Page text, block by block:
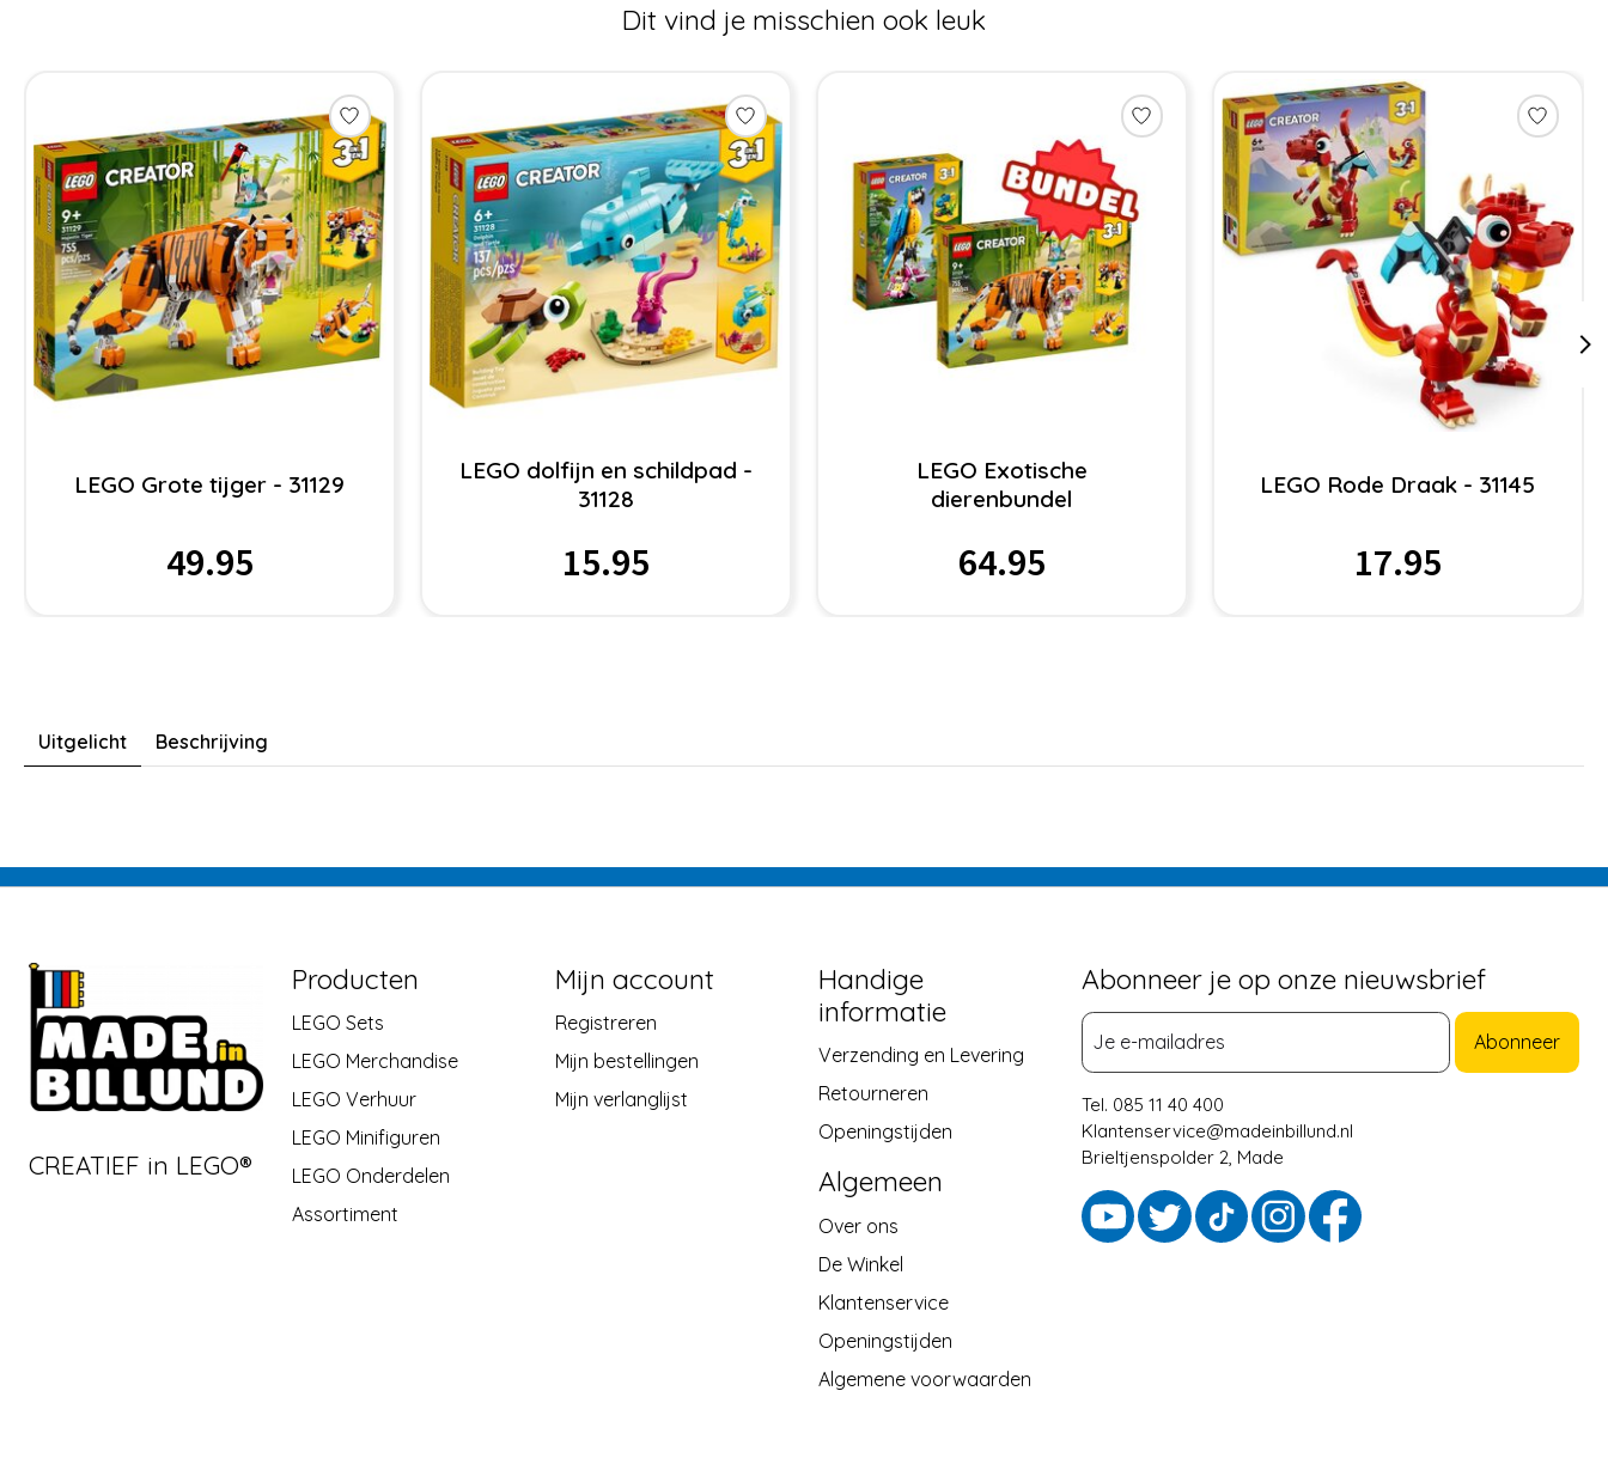
Dit vind je misschien ook leuk
LEGO Grote tijger - 31129
49.95
LEGO dolfijn en schildpad -
31128
15.95
LEGO Exotische
dierenbundel
64.95
LEGO Rode Draak - 31145
17.95
Uitgelicht Beschrijving
CREATIEF in LEGO®
Producten
LEGO Sets
LEGO Merchandise
LEGO Verhuur
LEGO Minifiguren
LEGO Onderdelen
Assortiment
Mijn account
Registreren
Mijn bestellingen
Mijn verlanglijst
Handige
informatie
Verzending en Levering
Retourneren
Openingstijden
Algemeen
Over ons
De Winkel
Klantenservice
Openingstijden
Algemene voorwaarden
Abonneer je op onze nieuwsbrief
Abonneer
Tel. 085 11 40 400
Klantenservice@madeinbillund.nl
Brieltjenspolder 2, Made